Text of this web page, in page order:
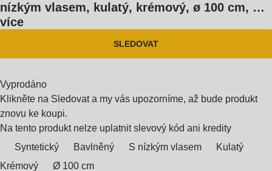
nízkým vlasem, kulatý, krémový, ø 100 cm, …
více
SLEDOVAT
Vyprodáno
Klikněte na Sledovat a my vás upozorníme, až bude produkt
znovu ke koupi.
Na tento produkt nelze uplatnit slevový kód ani kredity
Syntetický
Bavlněný S nízkým vlasem
Kulatý
Krémový
Ø 100 cm